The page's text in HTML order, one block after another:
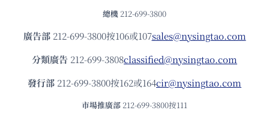
總機 212-699-3800
廣告部212-699-3800按106或107sales@nysingtao.com
分類廣告 212-699-3808classified@nysingtao.com
發⾏部 212-699-3800按162或164cir@nysingtao.com
市場推廣部 212-699-3800按111